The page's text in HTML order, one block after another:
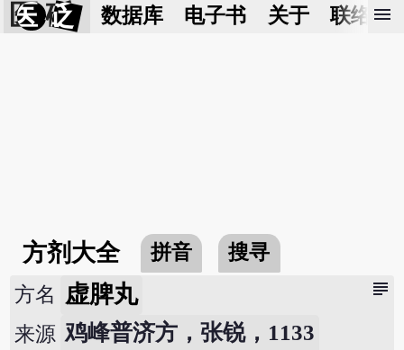
医 砭 数据库 电子书 关于 联络我
menu
方剂大全 拼音 搜寻
subject
方名 虚脾丸
来源 鸡峰普济方，张锐，1133